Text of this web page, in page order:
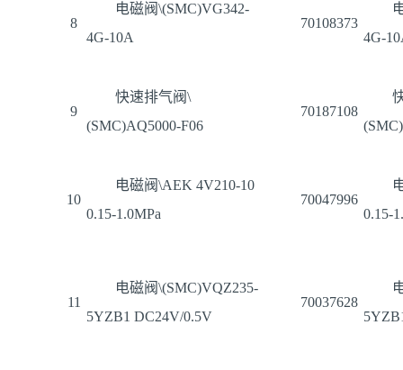
8
电磁阀\(SMC)VG342-
4G-10A
70108373
4G-
9
快速排气阀\
(SMC)AQ5000-F06
70187108
10
电磁阀\AEK 4V210-10
0.15-1.0MPa
70047996
0.15-
11
电磁阀\(SMC)VQZ235-
5YZB1 DC24V/0.5V
70037628